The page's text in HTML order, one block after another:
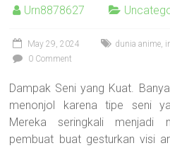
Urn8878627
May 29, 2024 dunia anime,
0 Comment
Dampak Seni yang Kuat.
menonjol karena tipe seni
Mereka seringkali menjadi
pembuat buat gesturkan visi